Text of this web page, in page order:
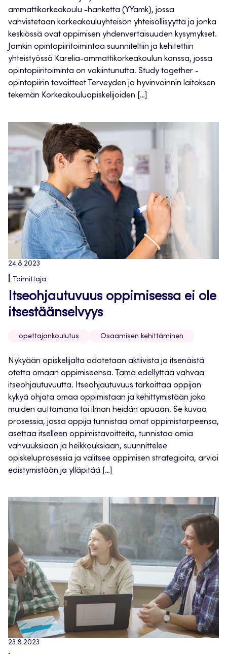
ammattikorkeakoulu -hanketta (YYamk), jossa
vahvistetaan korkeakouluyhteisön yhteisöllisyyttä ja jonka
keskiössä ovat oppimisen yhdenvertaisuuden kysymykset.
Jamkin opintopiiritoimintaa suunniteltiin ja kehitettiin
yhteistyössä Karelia-ammattikorkeakoulun kanssa, jossa
opintopiiritoiminta on vakiintunutta. Study together -
opintopiirin tavoitteet Terveyden ja hyvinvoinnin laitoksen
tekemän Korkeakouluopiskelijoiden […]
24.8.2023
Toimittaja
Itseohjautuvuus oppimisessa ei ole
itsestäänselvyys
opettajankoulutus Osaamisen kehittäminen
Nykyään opiskelijalta odotetaan aktiivista ja itsenäistä
otetta omaan oppimiseensa. Tämä edellyttää vahvaa
itseohjautuvuutta. Itseohjautuvuus tarkoittaa oppijan
kykyä ohjata omaa oppimistaan ja kehittymistään joko
muiden auttamana tai ilman heidän apuaan. Se kuvaa
prosessia, jossa oppija tunnistaa omat oppimistarpeensa,
asettaa itselleen oppimistavoitteita, tunnistaa omia
vahvuuksiaan ja heikkouksiaan, suunnittelee
opiskeluprosessia ja valitsee oppimisen strategioita, arvioi
edistymistään ja ylläpitää […]
23.8.2023